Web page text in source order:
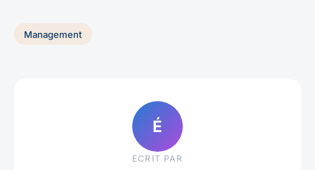
Management
É
ECRIT PAR